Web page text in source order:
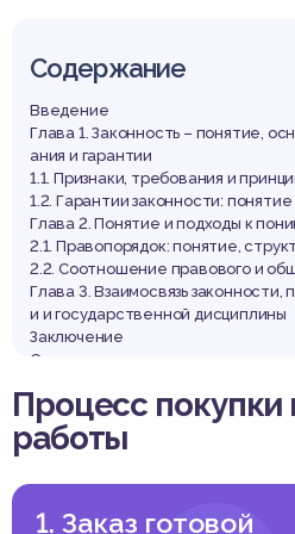
Содержание
Введение
Глава 1. Законность – понятие,
ания и гарантии
1.1. Признаки, требования и
1.2. Гарантии законности:
Глава 2. Понятие и подходы к
2.1. Правопорядок: понятие,
2.2. Соотношение правового и
Глава 3. Взаимосвязь
и и государственной дисциплины
Заключение
Список использованных
Процесс покупки
работы
1. Заказ готовой